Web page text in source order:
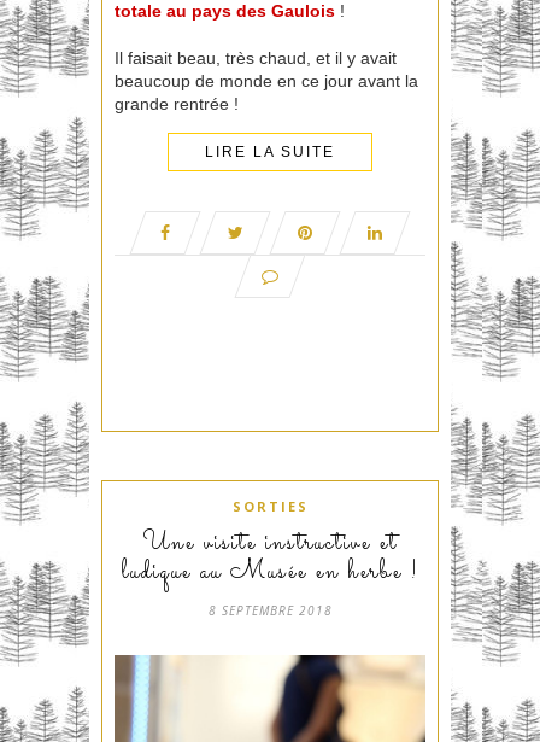
totale au pays des Gaulois !
Il faisait beau, très chaud, et il y avait
beaucoup de monde en ce jour avant la
grande rentrée !
LIRE LA SUITE
SORTIES
Une visite instructive et
ludique au Musée en herbe !
8 SEPTEMBRE 2018